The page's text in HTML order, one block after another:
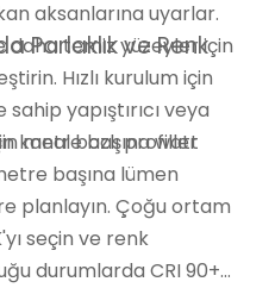
aksanlarına uyarlar.
temiz yüzeyler için
Hızlı kurulum için
yapıştırıcı veya
kanal bazlı profiller
Parlaklık ve Renk
metre başına watt
başına lümen
planlayın. Çoğu ortam
seçin ve renk
durumlarda CRI 90+